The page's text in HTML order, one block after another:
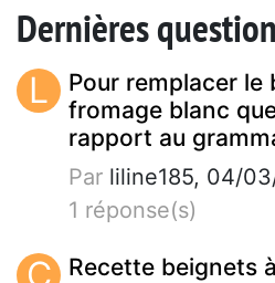
Dernières
L
Pour remplacer le
fromage blanc
rapport au
Par liline185, 04/
1 réponse(s)
C
Recette beignets